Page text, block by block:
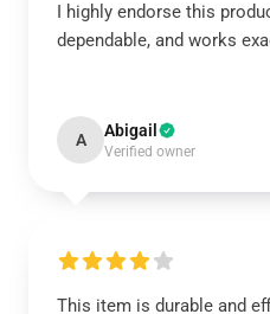
I highly endorse this
dependable, and works
A Abigail
Verified owner
This item is durable and